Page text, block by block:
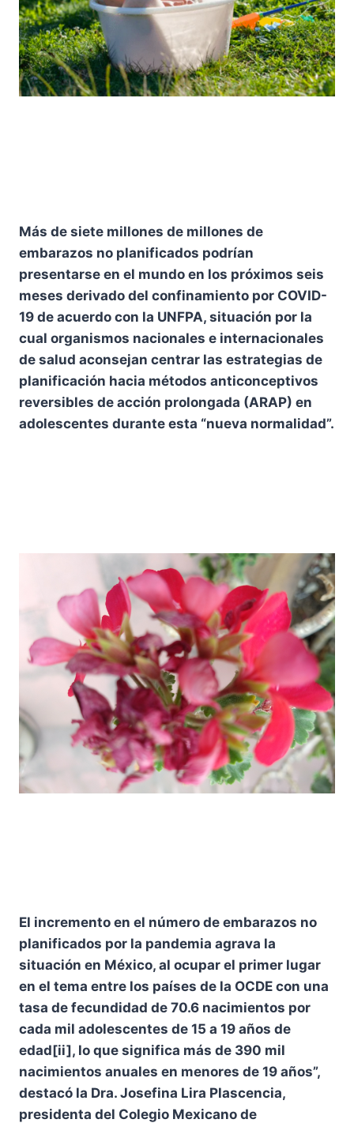
Más de siete millones de millones de
embarazos no planificados podrían
presentarse en el mundo en los próximos seis
meses derivado del confinamiento por COVID-
19 de acuerdo con la UNFPA, situación por la
cual organismos nacionales e internacionales
de salud aconsejan centrar las estrategias de
planificación hacia métodos anticonceptivos
reversibles de acción prolongada (ARAP) en
adolescentes durante esta “nueva normalidad”.
El incremento en el número de embarazos no
planificados por la pandemia agrava la
situación en México, al ocupar el primer lugar
en el tema entre los países de la OCDE con una
tasa de fecundidad de 70.6 nacimientos por
cada mil adolescentes de 15 a 19 años de
edad[ii], lo que significa más de 390 mil
nacimientos anuales en menores de 19 años”,
destacó la Dra. Josefina Lira Plascencia,
presidenta del Colegio Mexicano de